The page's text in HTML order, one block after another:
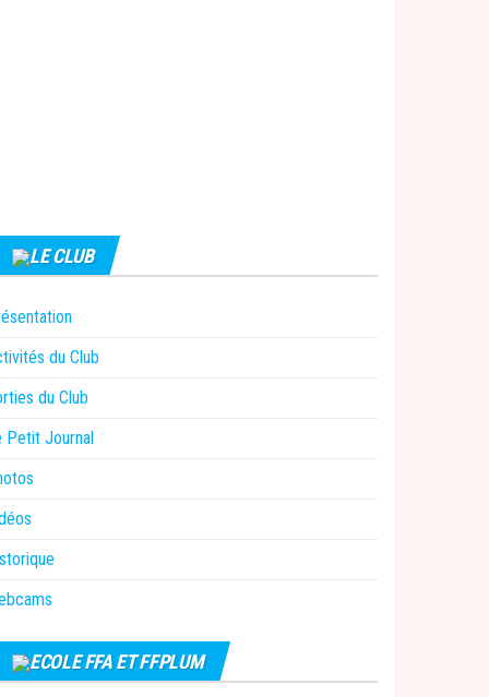
LE CLUB
du Club
du Club
Petit Journal
ECOLE FFA ET FFPLUM